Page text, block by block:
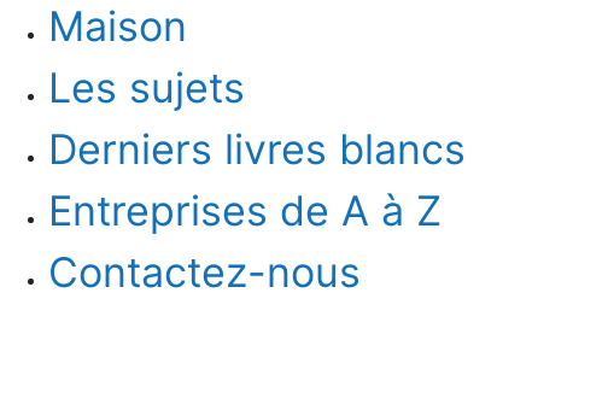
Maison
Les sujets
Derniers livres blancs
Entreprises de A à Z
Contactez-nous